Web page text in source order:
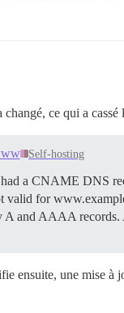
ce qui a
Self-hosting
a CNAME DNS
valid for
and AAAA
ensuite, une mise